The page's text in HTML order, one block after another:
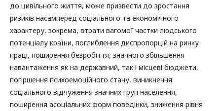
до цивільного життя, може призвести до зростання
ризиків насамперед соціального та економічного
характеру, зокрема, втрати вагомої частки людського
потенціалу країни, поглиблення диспропорцій на ринку
праці, поширення безробіття, значного збільшення
навантаження як на державний, так і місцеві бюджети,
погіршення психоемоційного стану, виникнення
соціального відчуження значних груп населення,
поширення асоціальних форм поведінки, зниження рівня